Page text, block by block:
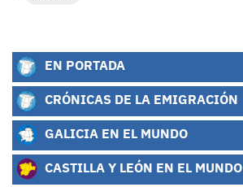
EN PORTADA
CRÓNICAS DE LA EMIGRACIÓN
GALICIA EN EL MUNDO
CASTILLA Y LEÓN EN EL MUNDO